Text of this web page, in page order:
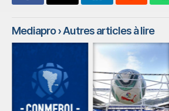
Mediapro› Autres articles à lire